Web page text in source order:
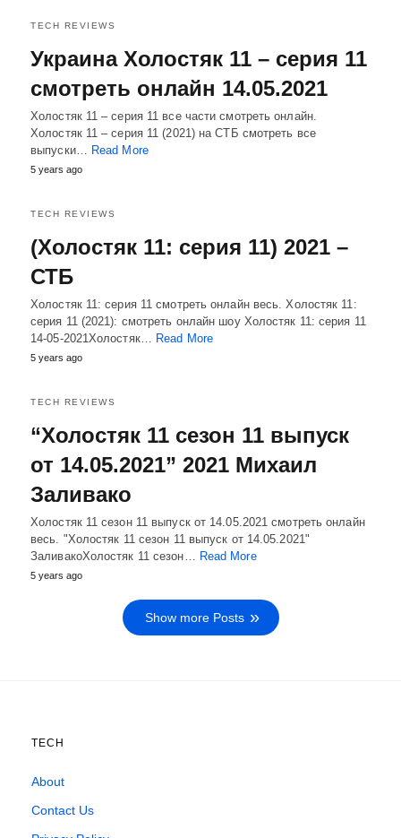
TECH REVIEWS
Украина Холостяк 11 – серия 11
смотреть онлайн 14.05.2021
Холостяк 11 – серия 11 все части смотреть онлайн.
Холостяк 11 – серия 11 (2021) на СТБ смотреть все
выпуски… Read More
5 years ago
TECH REVIEWS
(Холостяк 11: серия 11) 2021 –
СТБ
Холостяк 11: серия 11 смотреть онлайн весь. Холостяк 11:
серия 11 (2021): смотреть онлайн шоу Холостяк 11: серия 11
14-05-2021Холостяк… Read More
5 years ago
TECH REVIEWS
“Холостяк 11 сезон 11 выпуск
от 14.05.2021” 2021 Михаил
Заливако
Холостяк 11 сезон 11 выпуск от 14.05.2021 смотреть онлайн
весь. "Холостяк 11 сезон 11 выпуск от 14.05.2021"
ЗаливакоХолостяк 11 сезон… Read More
5 years ago
Show more Posts
TECH
About
Contact Us